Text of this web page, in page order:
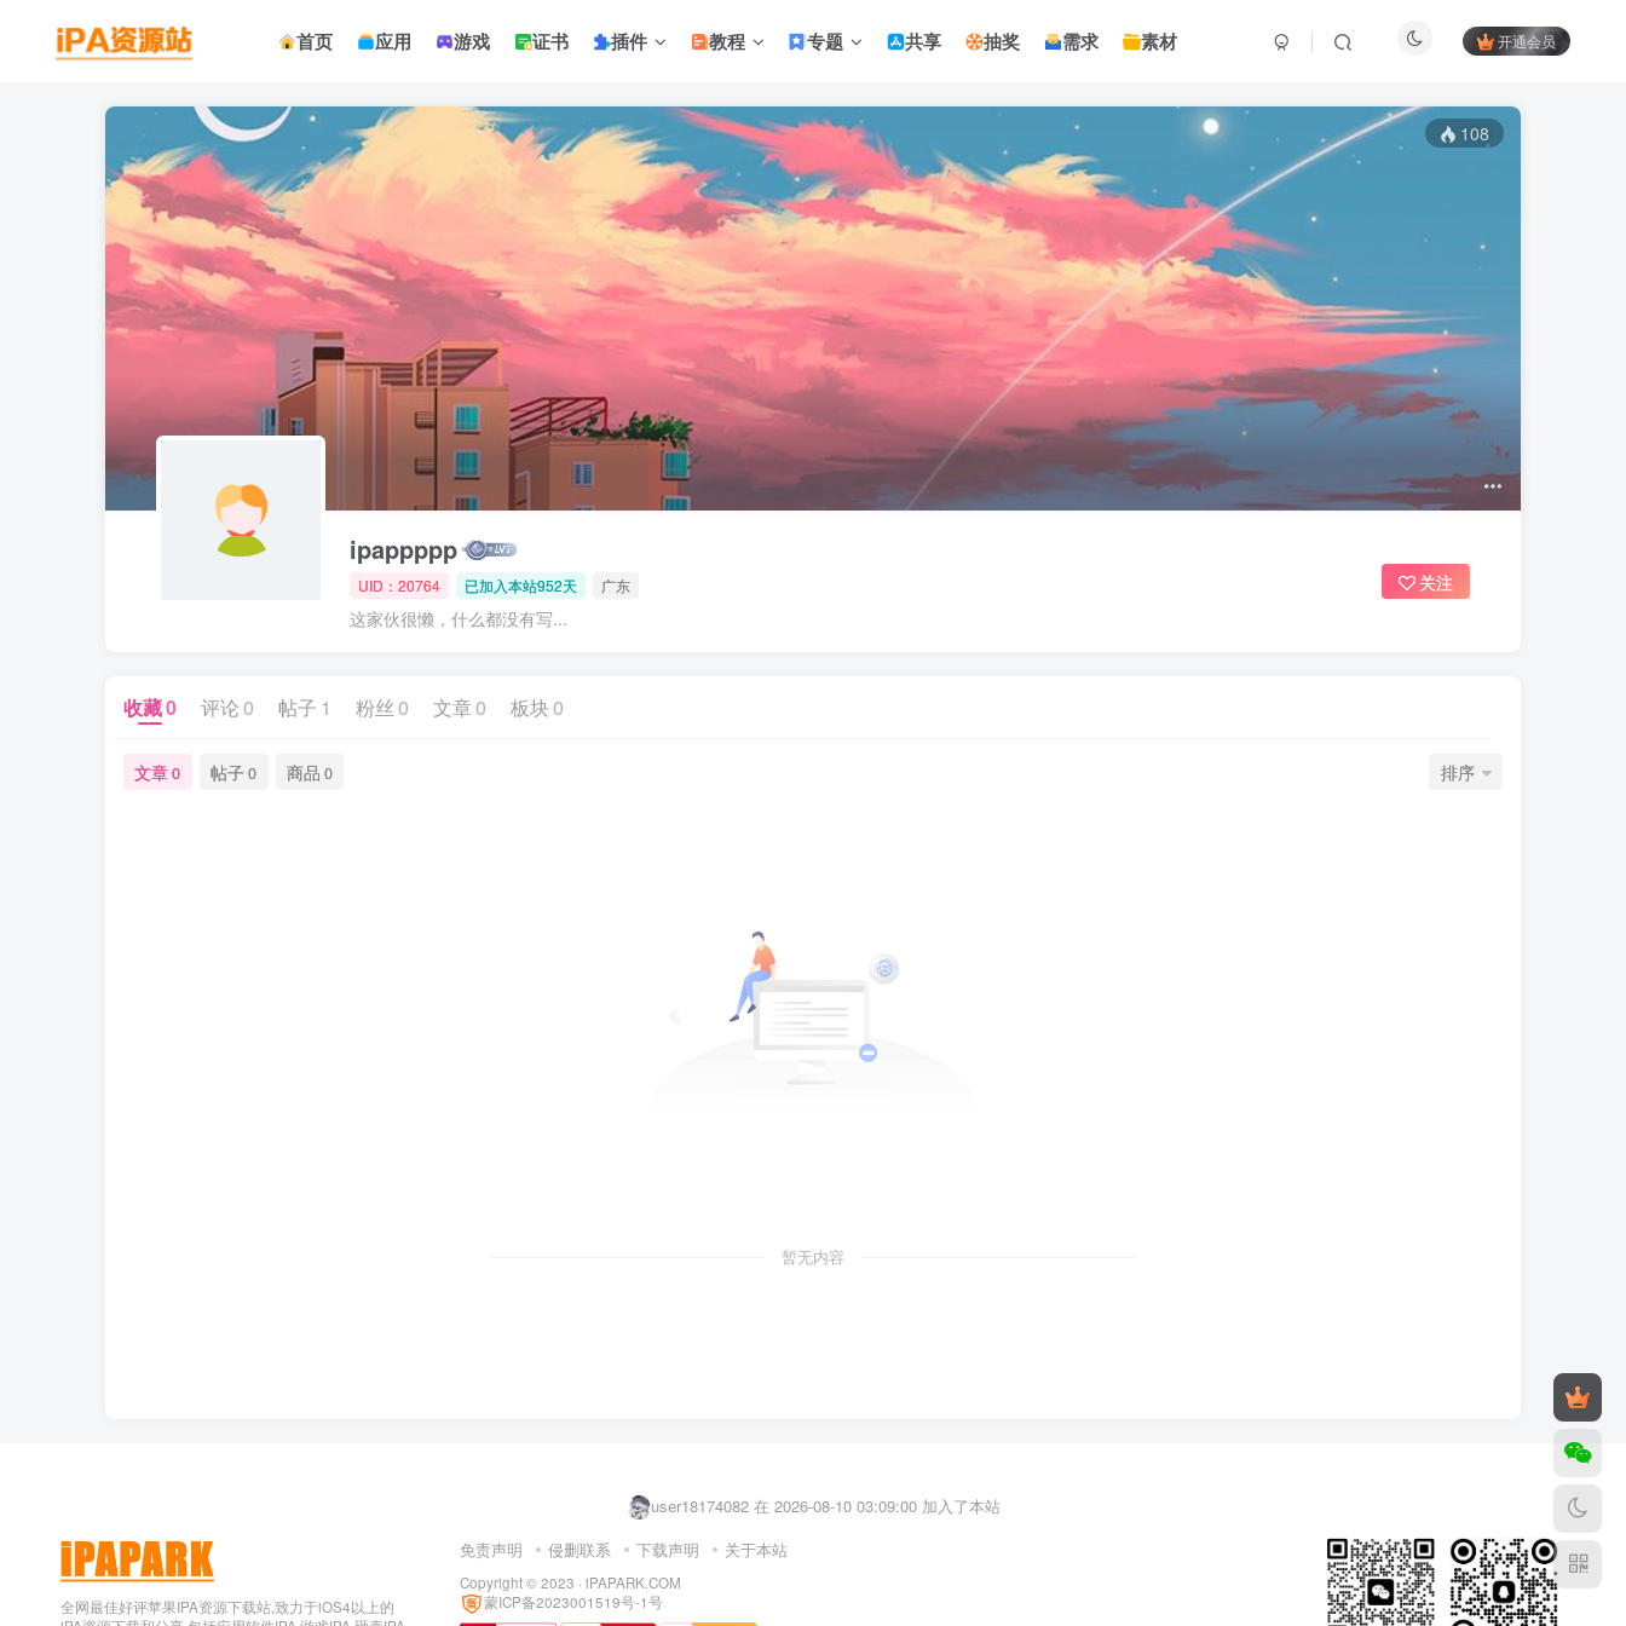
首页 应用 游戏 证书 插件 教程 专题 共享 抽奖 需求 素材 开通会员
108
ipappppp
UID：20764 已加入本站952天 广东
这家伙很懒，什么都没有写...
关注
收藏0 评论 0 帖子 1 粉丝 0 文章0 板块 0
文章0 帖子0 商品 0 排序
暂无内容
user18174082 在 2026-08-10 03:09:00 加入了本站
个h话剧 在 2026-08-10 02:50:31 加入了本站
user44816080 在 2026-08-10 02:41:38 加入了本站
全网最佳好评苹果IPA资源下载站,致力于iOS4以上的
免责声明 侵删联系 下载声明 关于本站
Copyright © 2023 · iPAPARK.COM
蒙ICP备2023001519号-1号